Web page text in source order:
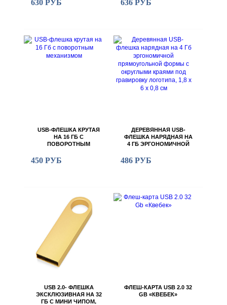
ФОРМА, КОЛПАЧОК С
630 РУБ 636 РУБ
USB-ФЛЕШКА КРУТАЯ
НА 16 ГБ С
ПОВОРОТНЫМ
450 РУБ
ДЕРЕВЯННАЯ USB-
ФЛЕШКА НАРЯДНАЯ НА
4 ГБ ЭРГОНОМИЧНОЙ
ФОРМЫ С ОКРУГЛЫМИ
КРАЯМИ ПОД
486 РУБ
USB 2.0- ФЛЕШКА
ЭКСКЛЮЗИВНАЯ НА 32
ГБ С МИНИ ЧИПОМ,
ФЛЕШ-КАРТА USB 2.0 32
GB «КВЕБЕК»